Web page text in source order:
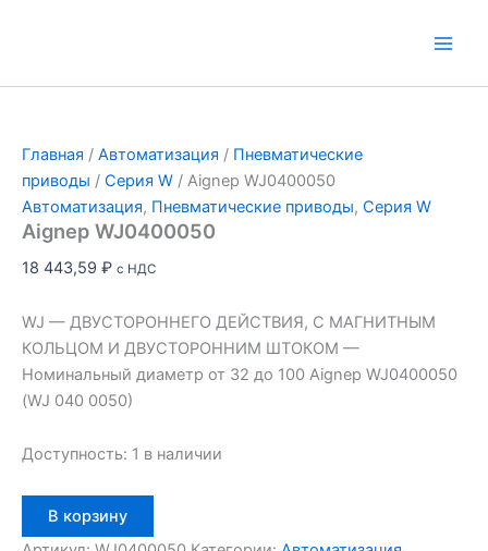
Главная / Автоматизация / Пневматические
приводы / Серия W / Aignep WJ0400050
Автоматизация, Пневматические приводы, Серия W
Aignep WJ0400050
18 443,59 ₽ с НДС
WJ — ДВУСТОРОННЕГО ДЕЙСТВИЯ, С МАГНИТНЫМ
КОЛЬЦОМ И ДВУСТОРОННИМ ШТОКОМ —
Номинальный диаметр от 32 до 100 Aignep WJ0400050
(WJ 040 0050)
Доступность: 1 в наличии
товара
В корзину